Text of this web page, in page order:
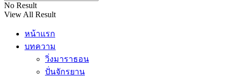
No Result
View All Result
หน้าแรก
บทความ
วิ่งมาราธอน
ปั่นจักรยาน